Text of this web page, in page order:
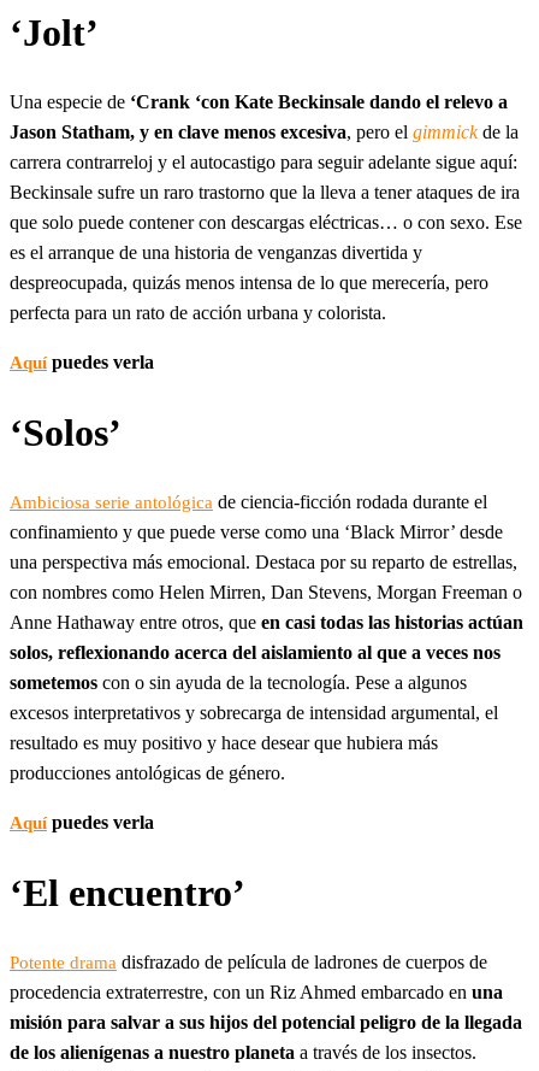
‘Jolt’
Una especie de ‘Crank ‘con Kate Beckinsale dando el relevo a
Jason Statham, y en clave menos excesiva, pero el gimmickde la
carrera contrarreloj y el autocastigo para seguir adelante sigue aquí:
Beckinsale sufre un raro trastorno que la lleva a tener ataques de ira
que solo puede contener con descargas eléctricas… o con sexo. Ese
es el arranque de una historia de venganzas divertida y
despreocupada, quizás menos intensa de lo que merecería, pero
perfecta para un rato de acción urbana y colorista.
Aquípuedes verla
‘Solos’
Ambiciosa serie antológica de ciencia-ficción rodada durante el
confinamiento y que puede verse como una ‘Black Mirror’ desde
una perspectiva más emocional. Destaca por su reparto de estrellas,
con nombres como Helen Mirren, Dan Stevens, Morgan Freeman o
Anne Hathaway entre otros, que en casi todas las historias actúan
solos, reflexionando acerca del aislamiento al que a veces nos
sometemos con o sin ayuda de la tecnología. Pese a algunos
excesos interpretativos y sobrecarga de intensidad argumental, el
resultado es muy positivo y hace desear que hubiera más
producciones antológicas de género.
Aquípuedes verla
‘El encuentro’
Potente drama disfrazado de película de ladrones de cuerpos de
procedencia extraterrestre, con un Riz Ahmed embarcado en una
misión para salvar a sus hijos del potencial peligro de la llegada
de los alienígenas a nuestro planeta a través de los insectos.